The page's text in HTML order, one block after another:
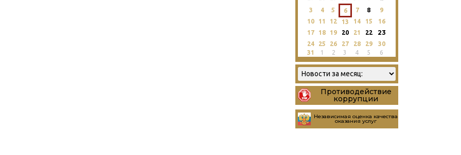
3 4 5 6 7 8
9
10
11 12 13 14 15
16
17
18 19 20 21 22 23
24 25 26 27 28 29
30
31
1 2 3 4 5 6
Противодействие
коррупции
Независимая оценка качества
оказания услуг